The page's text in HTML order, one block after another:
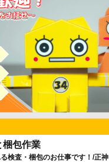
梱包作業
検査・梱包のお仕事です！/正神